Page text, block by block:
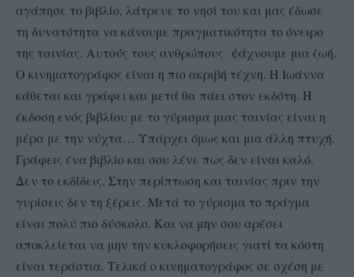
αγάπησε το βιβλίο, λάτρευε το νησί του και μας έδωσε
τη δυνατότητα να κάνουμε πραγματικότητα το όνειρο
της ταινίας. Αυτούς τους ανθρώπους ψάχνουμε μια ζωή.
Ο κινηματογράφος είναι η πιο ακριβή τέχνη. Η Ιωάννα
κάθεται και γράφει και μετά θα πάει στον εκδότη. Η
έκδοση ενός βιβλίου με το γύρισμα μιας ταινίας είναι η
μέρα με την νύχτα… Υπάρχει όμως και μια άλλη πτυχή.
Γράφεις ένα βιβλίο και σου λένε πως δεν είναι καλό.
Δεν το εκδίδεις. Στην περίπτωση και ταινίας πριν την
γυρίσεις δεν τη ξέρεις. Μετά το γύρισμα το πράγμα
είναι πολύ πιο δύσκολο. Και να μην σου αρέσει
αποκλείεται να μην την κυκλοφορήσεις γιατί τα κόστη
είναι τεράστια. Τελικά ο κινηματογράφος σε σχέση με